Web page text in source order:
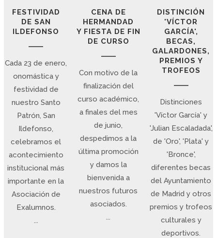
FESTIVIDAD
DE SAN
ILDEFONSO
Cada 23 de enero,
onomástica y
festividad de
nuestro Santo
Patrón, San
Ildefonso,
celebramos el
acontecimiento
institucional más
importante en la
Asociación de
Exalumnos.
...
CENA DE
HERMANDAD
Y FIESTA DE FIN
DE CURSO
Con motivo de la
finalización del
curso académico,
a finales del mes
de junio,
despedimos a la
última promoción
y damos la
bienvenida a
nuestros futuros
asociados.
...
DISTINCIÓN
'VÍCTOR
GARCÍA',
BECAS,
GALARDONES,
PREMIOS Y
TROFEOS
Distinciones
'Víctor García' y
'Julian Escaladada',
de 'Oro', 'Plata' y
'Bronce',
diferentes becas
del Ayuntamiento
de Madrid y otros
premios y trofeos
culturales y
deportivos.